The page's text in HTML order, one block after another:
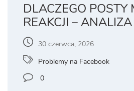
DLACZEGO POSTY
REAKCJI –
30 czerwca, 2026
Problemy na Facebook
0